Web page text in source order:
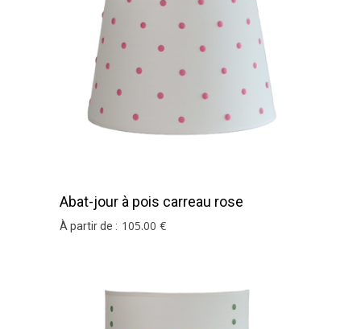
Abat-jour à pois carreau rose
À partir de : 105.00 €